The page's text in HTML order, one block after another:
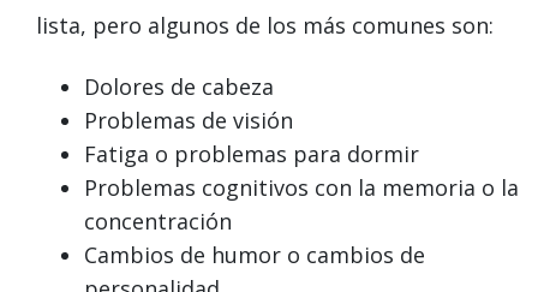
lista, pero algunos de los más comunes son:
Dolores de cabeza
Problemas de visión
Fatiga o problemas para dormir
Problemas cognitivos con la memoria o la
concentración
Cambios de humor o cambios de